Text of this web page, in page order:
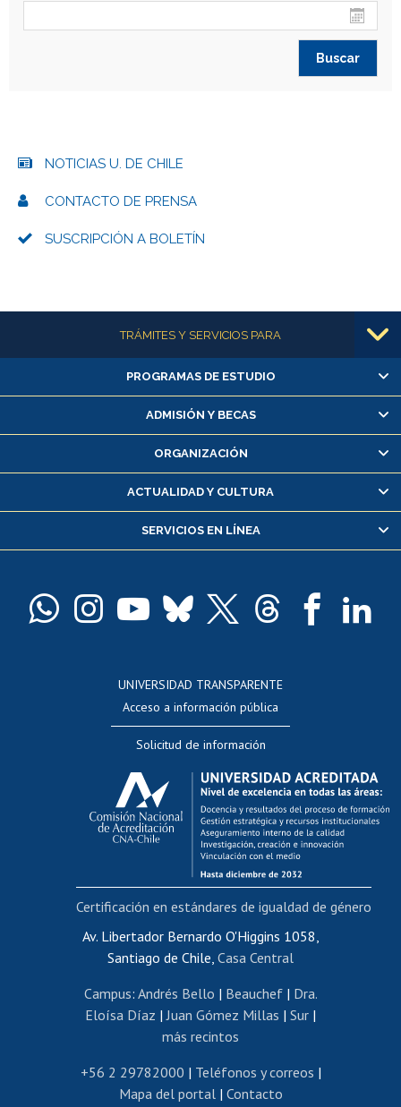
NOTICIAS U. DE CHILE
CONTACTO DE PRENSA
SUSCRIPCIÓN A BOLETÍN
Más informaciónTRÁMITES Y SERVICIOS PARA
Alumnas/os y exalumnas/os
Matrícula en línea
Inscripción y cambio de asignaturas
Consulta y certificado de notas
Servicio médico y dental
Pago de arancel y crédito alumnos
Docentes
Perfeccionamiento
Editar Portafolio Académico
Evaluación docente
Calificación académica
Postulación al AUCAI
Funcionarias/os
Cursos internos de capacitación
Bienestar del personal
Portal de movilidad interna
Certificado de renta
Certificado de renta honorarios
Editar páginas blancas
Extranjeras/os
Revalidación y reconocimiento de títulos
Postulación al Programa de Movilidad Estudiantil
PROGRAMAS DE ESTUDIO
ADMISIÓN Y BECAS
ORGANIZACIÓN
ACTUALIDAD Y CULTURA
SERVICIOS EN LÍNEA
UNIVERSIDAD TRANSPARENTE
Acceso a información pública
Solicitud de información
Av. Libertador Bernardo O'Higgins 1058,
Santiago de Chile, Casa Central
Campus: Andrés Bello | Beauchef| Dra.
Eloísa Díaz | Juan Gómez Millas | Sur |
más recintos
+56 2 29782000 | Teléfonos y correos |
Mapa del portal| Contacto
Certificación en estándares de igualdad de género